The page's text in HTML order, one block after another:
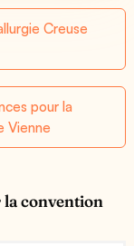
Creuse
pour la
Vienne
la convention